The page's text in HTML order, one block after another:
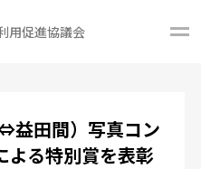
用促進協議会
益田間）写真コン
よる特別賞を表彰